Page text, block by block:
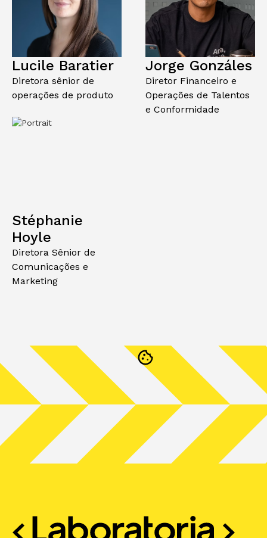
Lucile Baratier
Diretora sênior de
operações de produto
Jorge Gonzáles
Diretor Financeiro e
Operações de Talentos
e Conformidade
Stéphanie
Hoyle
Diretora Sênior de
Comunicações e
Marketing